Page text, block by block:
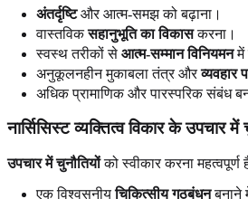
अंतर्दृष्टिऔर आत्म-समझ को बढ़ाना।
वास्तविकसहानुभूति का विकासकरना।
स्वस्थ तरीकों से आत्म-सम्मान विनियमनमें
अनुकूलनहीन मुकाबला तंत्र औरव्यवहार
अधिक प्रामाणिक और पारस्परिक संबंध
नार्सिसिस्ट व्यक्तित्व विकार के उपचार में
उपचार में चुनौतियोंको स्वीकार करना
एक विश्वसनीयचिकित्सीय गठबंधनबनाने